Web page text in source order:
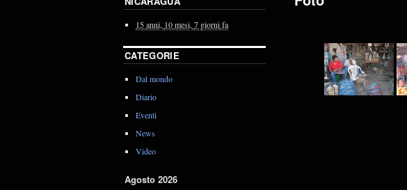
15 anni, 10 mesi,7 giornifa
CATEGORIE
Dal mondo
Diario
Eventi
News
Video
Agosto 2026